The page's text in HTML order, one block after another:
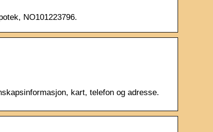
NO101223796.
kart, telefon og adresse.